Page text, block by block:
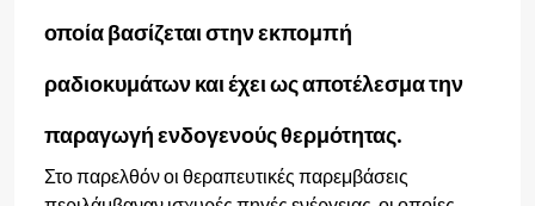
οποία βασίζεται στην εκπομπή
ραδιοκυμάτων και έχει ως αποτέλεσμα την
παραγωγή ενδογενούς θερμότητας.
Στο παρελθόν οι θεραπευτικές παρεμβάσεις